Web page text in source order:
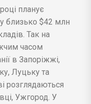
планує
близько $42 млн
Так на
часом
в Запоріжжі,
Луцьку та
розглядаються
Ужгород. У